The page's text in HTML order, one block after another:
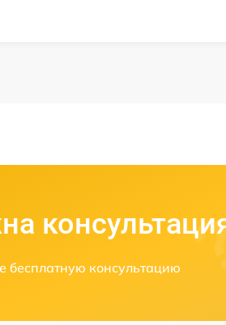
бесплатную консультацию